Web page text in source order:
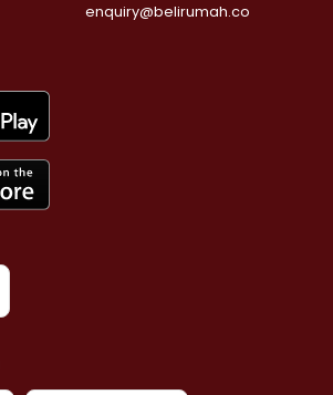
enquiry@belirumah.co